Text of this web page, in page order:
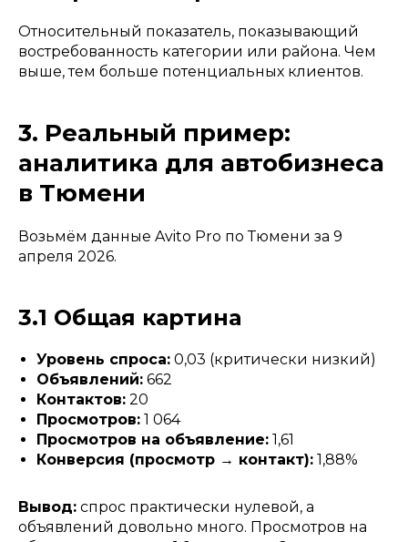
Относительный показатель, показывающий
востребованность категории или района. Чем
выше, тем больше потенциальных клиентов.
3. Реальный пример:
аналитика для автобизнеса
в Тюмени
Возьмём данные Avito Pro по Тюмени за 9
апреля 2026.
3.1 Общая картина
Уровень спроса: 0,03 (критически низкий)
Объявлений: 662
Контактов: 20
Просмотров: 1 064
Просмотров на объявление: 1,61
Конверсия (просмотр → контакт): 1,88%
Вывод: спрос практически нулевой, а
объявлений довольно много. Просмотров на